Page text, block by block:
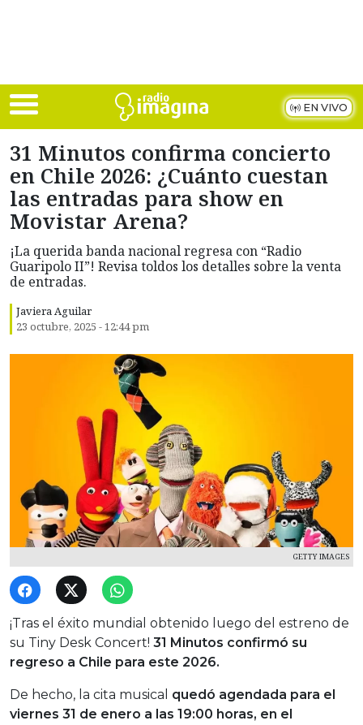
EN VIVO
31 Minutos confirma concierto
en Chile 2026: ¿Cuánto cuestan
las entradas para show en
Movistar Arena?
¡La querida banda nacional regresa con “Radio
Guaripolo II”! Revisa toldos los detalles sobre la venta
de entradas.
Javiera Aguilar
23 octubre, 2025 - 12:44 pm
GETTY IMAGES
¡Tras el éxito mundial obtenido luego del estreno de
su Tiny Desk Concert! 31 Minutos confirmó su
regreso a Chile para este 2026.
De hecho, la cita musical quedó agendada para el
viernes 31 de enero a las 19:00 horas, en el